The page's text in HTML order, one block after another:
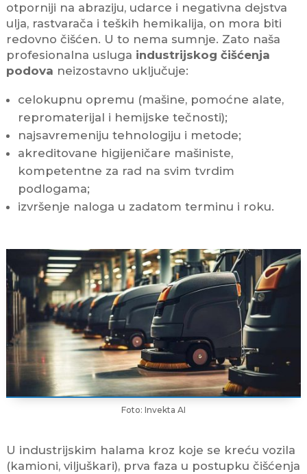
otporniji na abraziju, udarce i negativna dejstva
ulja, rastvarača i teških hemikalija, on mora biti
redovno čišćen. U to nema sumnje. Zato naša
profesionalna usluga industrijskog čišćenja
podova neizostavno uključuje:
celokupnu opremu (mašine, pomoćne alate,
repromaterijal i hemijske tečnosti);
najsavremeniju tehnologiju i metode;
akreditovane higijeničare mašiniste,
kompetentne za rad na svim tvrdim
podlogama;
izvršenje naloga u zadatom terminu i roku.
Foto: Invekta AI
U industrijskim halama kroz koje se kreću vozila
(kamioni, viljuškari), prva faza u postupku čišćenja